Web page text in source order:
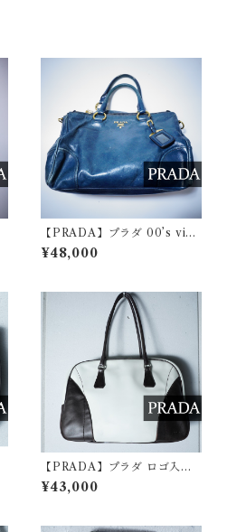
【PRADA】プラダ 00’s vint
age VITELLO SHINE レザ
ーハンドバッグ dark green
¥48,000
【PRADA】プラダ ロゴ入バ
イカラーレザーポーリングバ
ッグ white&black
¥43,000